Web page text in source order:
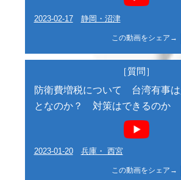
2023-02-17 静岡・沼津
この動画をシェア→
［質問］
防衛費増税について 台湾有事は
となのか？ 対策はできるのか
2023-01-20 兵庫・ 西宮
この動画をシェア→